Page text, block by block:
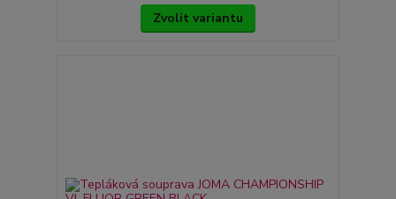
Zvolit variantu